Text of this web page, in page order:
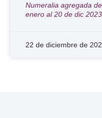
Numeralia agregada
enero al 20 de dic 2023
22 de diciembre de